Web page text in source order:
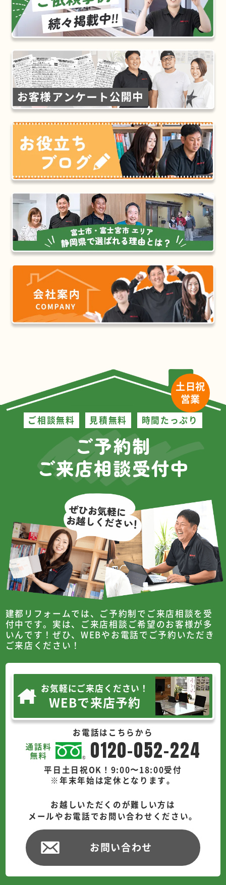
ご相談無料 見積無料 時間たっぷり
ご予約制
ご来店相談受付中
土日祝
営業
建都リフォームでは、ご予約制でご来店相談を受
付中です。 実は、ご来店相談ご希望のお客様が多
いんです！ぜひ、WEBやお電話でご予約いただき
ご来店ください！
お気軽にご来店ください！
WEBで来店予約
お電話はこちらから
0120-052-224
平日土日祝OK！9:00〜18:00受付
※年末年始は定休となります。
お越しいただくのが難しい方は
メールやお電話でお問い合わせください。
お問い合わせ